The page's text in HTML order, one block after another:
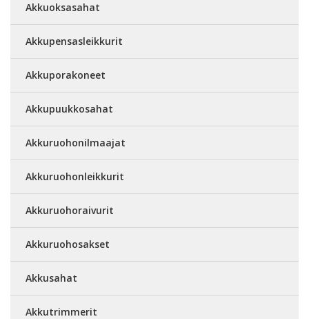
Akkuoksasahat
Akkupensasleikkurit
Akkuporakoneet
Akkupuukkosahat
Akkuruohonilmaajat
Akkuruohonleikkurit
Akkuruohoraivurit
Akkuruohosakset
Akkusahat
Akkutrimmerit